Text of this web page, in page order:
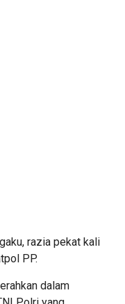
razia pekat kali
PP.
dalam